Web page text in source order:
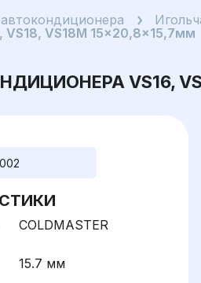
VS18M 15x20,8x15,7мм
VS16,
COLDMASTER
15.7 мм